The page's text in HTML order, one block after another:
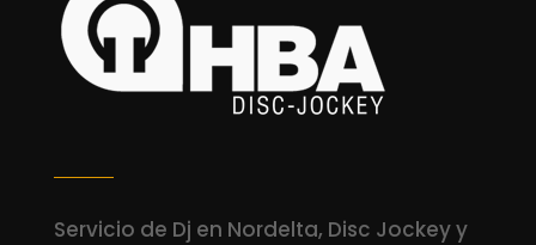
Servicio de Dj en Nordelta, Disc Jockey y